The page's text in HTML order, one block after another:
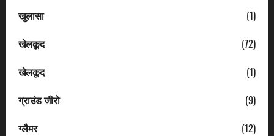
खुलासा
(1)
खेलकूद
(72)
खेलकूद
(1)
ग्राउंड जीरो
(9)
ग्लैमर
(12)